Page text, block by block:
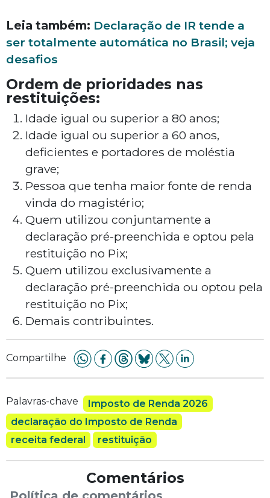
Leia também: Declaração de IR tende a
ser totalmente automática no Brasil; veja
desafios
Ordem de prioridades nas
restituições:
Idade igual ou superior a 80 anos;
Idade igual ou superior a 60 anos,
deficientes e portadores de moléstia
grave;
Pessoa que tenha maior fonte de renda
vinda do magistério;
Quem utilizou conjuntamente a
declaração pré-preenchida e optou pela
restituição no Pix;
Quem utilizou exclusivamente a
declaração pré-preenchida ou optou pela
restituição no Pix;
Demais contribuintes.
Compartilhe
Palavras-chave
Imposto de Renda 2026
declaração do Imposto de Renda
receita federal
restituição
Comentários